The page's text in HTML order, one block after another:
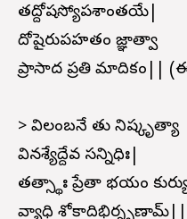
తద్దోషస్యోపశాంతయే|
దోషైరుపహతం జ్ఞాత్వా
ప్రాసాద ప్రతి మాదికం||
> విలంబనే తు నిష్కృత్యా
వినశ్యేద్దేవ సన్నిధిః|
తత్స్థాః ప్రేతా భయం
వ్యాధి శోకాదిభిర్నృణామ్||